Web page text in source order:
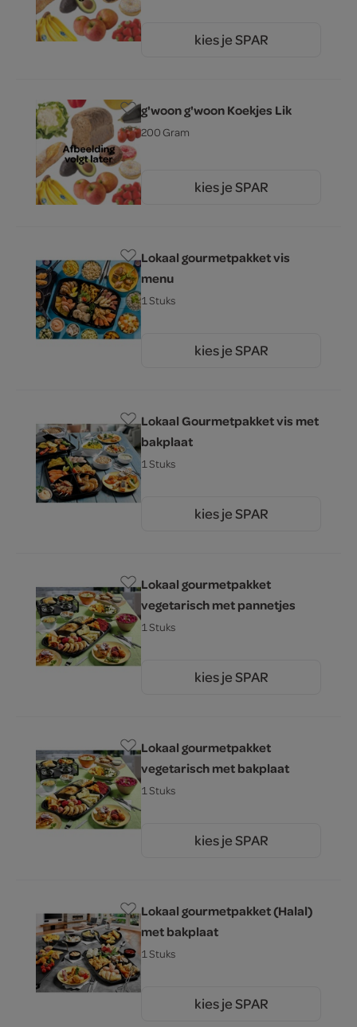
kies je SPAR
g'woon g'woon Koekjes Lik
200 Gram
kies je SPAR
Lokaal gourmetpakket vis
menu
1 Stuks
kies je SPAR
Lokaal Gourmetpakket vis met
bakplaat
1 Stuks
kies je SPAR
Lokaal gourmetpakket
vegetarisch met pannetjes
1 Stuks
kies je SPAR
Lokaal gourmetpakket
vegetarisch met bakplaat
1 Stuks
kies je SPAR
Lokaal gourmetpakket (Halal)
met bakplaat
1 Stuks
kies je SPAR